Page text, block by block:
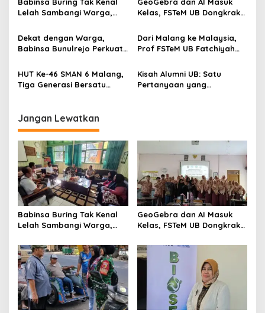
i
a
i
o
n
Lelah Sambangi Warga,
Jaga Kamtibmas
Kelas, FSTeM UB Dongkrak
SMAN 1 Krembung
Dekat dengan Warga,
Babinsa Bunulrejo Perkuat
Dari Malang ke Malaysia,
Prof FSTeM UB Fatchiyah
Panggung Dunia
HUT Ke-46 SMAN 6 Malang,
Tiga Generasi Bersatu
Untari
Kisah Alumni UB: Satu
Pertanyaan yang
Jangan Lewatkan
Babinsa Buring Tak Kenal
Lelah Sambangi Warga,
Jaga Kamtibmas
GeoGebra dan AI Masuk
Kelas, FSTeM UB Dongkrak
SMAN 1 Krembung